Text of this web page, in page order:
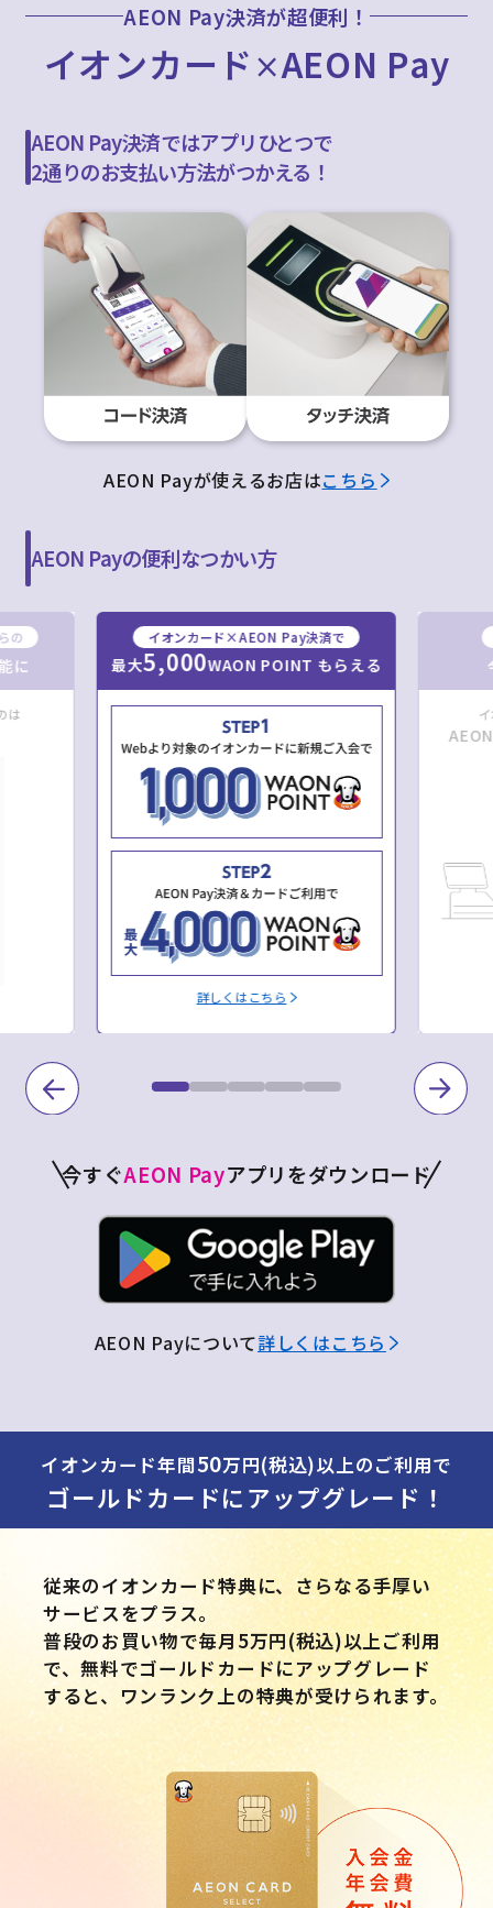
AEON Pay決済が超便利！
イオンカード ×AEON Pay
AEON Pay決済ではアプリひとつで
2通りのお支払い方法がつかえる！
AEON Payが使えるお店はこちら
AEON Payの便利なつかい方
の
に
は
イオンカード×AEON Pay決済で
最大5,000WAON POINT もらえる
詳しくはこちら
今すぐAEON Payアプリをダウンロード
AEON Payについて詳しくはこちら
イオンカード年間50万円(税込)以上のご利用で
ゴールドカードにアップグレード！
従来のイオンカード特典に、さらなる手厚い
サービスをプラス。
普段のお買い物で毎月5万円(税込)以上ご利用
で、無料でゴールドカードにアップグレード
すると、ワンランク上の特典が受けられます。